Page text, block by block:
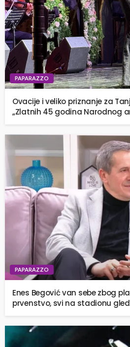
PAPARAZZO
Ovacije i veliko priznanje za
„Zlatnih 45 godina Narodnog
PAPARAZZO
Enes Begović van sebe zbog
prvenstvo, svi na stadionu